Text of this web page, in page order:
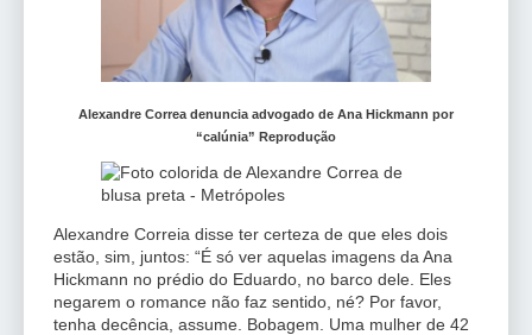
Alexandre Correa denuncia advogado de Ana Hickmann por
“calúnia” Reprodução
Alexandre Correia disse ter certeza de que eles dois
estão, sim, juntos: “É só ver aquelas imagens da Ana
Hickmann no prédio do Eduardo, no barco dele. Eles
negarem o romance não faz sentido, né? Por favor,
tenha decência, assume. Bobagem. Uma mulher de 42